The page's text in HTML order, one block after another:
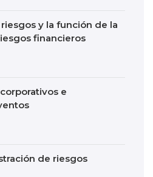
y la función de la
financieros
e
de riesgos